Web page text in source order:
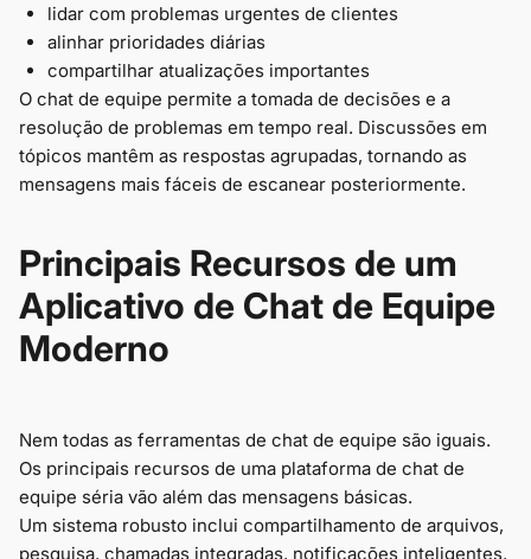
lidar com problemas urgentes de clientes
alinhar prioridades diárias
compartilhar atualizações importantes
O chat de equipe permite a tomada de decisões e a
resolução de problemas em tempo real. Discussões em
tópicos mantêm as respostas agrupadas, tornando as
mensagens mais fáceis de escanear posteriormente.
Principais Recursos de um
Aplicativo de Chat de Equipe
Moderno
Nem todas as ferramentas de chat de equipe são iguais.
Os principais recursos de uma plataforma de chat de
equipe séria vão além das mensagens básicas.
Um sistema robusto inclui compartilhamento de arquivos,
pesquisa, chamadas integradas, notificações inteligentes,